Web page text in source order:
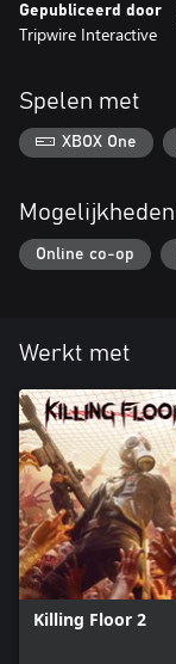
Gepubliceerd door
Tripwire Interactive
Spelen met
XBOX One
Mogelijkheden
Online co-op
Werkt met
Killing Floor 2